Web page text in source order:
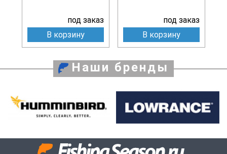
под заказ
В корзину
под заказ
В корзину
Наши бренды